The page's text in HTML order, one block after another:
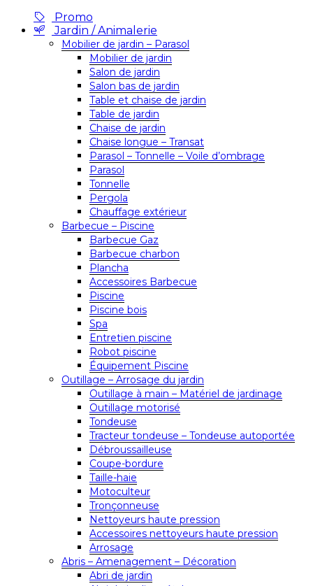
Promo
Jardin / Animalerie
Mobilier de jardin – Parasol
Mobilier de jardin
Salon de jardin
Salon bas de jardin
Table et chaise de jardin
Table de jardin
Chaise de jardin
Chaise longue – Transat
Parasol – Tonnelle – Voile d’ombrage
Parasol
Tonnelle
Pergola
Chauffage extérieur
Barbecue – Piscine
Barbecue Gaz
Barbecue charbon
Plancha
Accessoires Barbecue
Piscine
Piscine bois
Spa
Entretien piscine
Robot piscine
Équipement Piscine
Outillage – Arrosage du jardin
Outillage à main – Matériel de jardinage
Outillage motorisé
Tondeuse
Tracteur tondeuse – Tondeuse autoportée
Débroussailleuse
Coupe-bordure
Taille-haie
Motoculteur
Tronçonneuse
Nettoyeurs haute pression
Accessoires nettoyeurs haute pression
Arrosage
Abris – Amenagement – Décoration
Abri de jardin